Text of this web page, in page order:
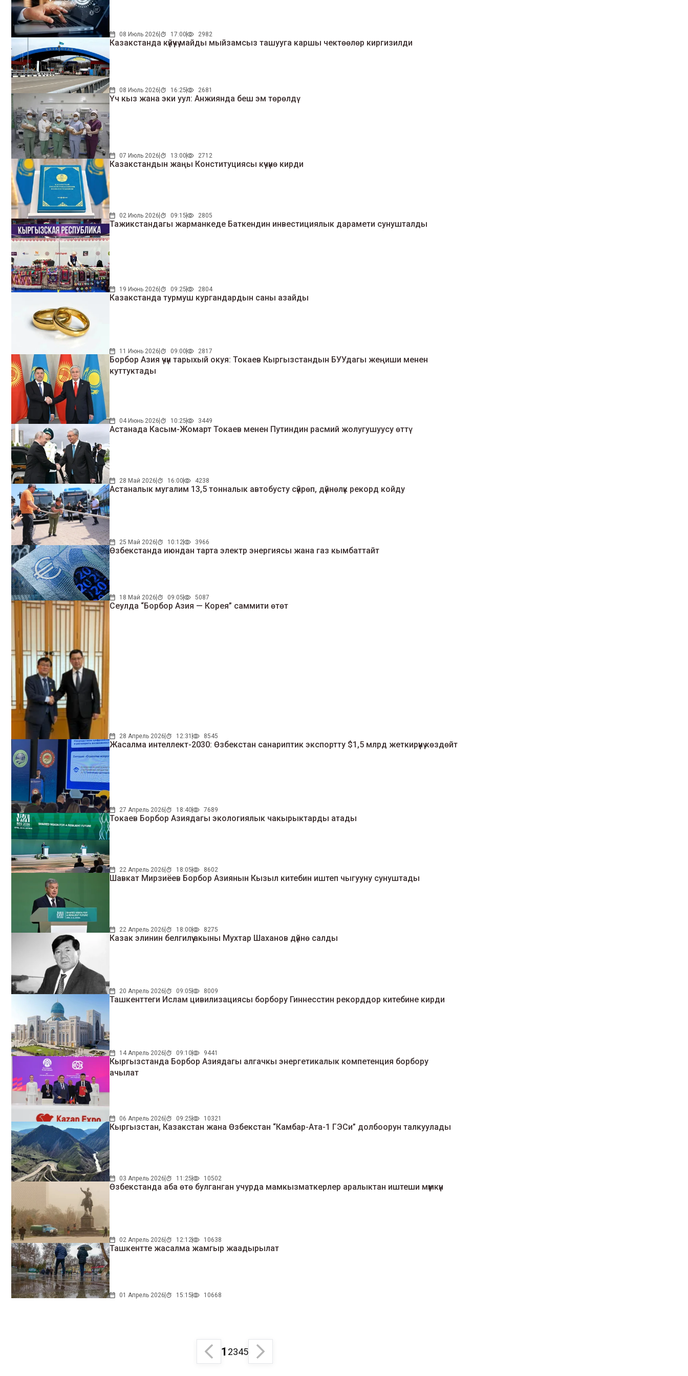
08 Июль 2026 17:00 2982
Казакстанда күйүүчү майды мыйзамсыз ташууга каршы чектөөлөр киргизилди
08 Июль 2026 16:25 2681
Үч кыз жана эки уул: Анжиянда беш эм төрөлдү
07 Июль 2026 13:00 2712
Казакстандын жаңы Конституциясы күчүнө кирди
02 Июль 2026 09:15 2805
Тажикстандагы жарманкеде Баткендин инвестициялык дарамети сунушталды
19 Июнь 2026 09:25 2804
Казакстанда турмуш кургандардын саны азайды
11 Июнь 2026 09:00 2817
Борбор Азия үчүн тарыхый окуя: Токаев Кыргызстандын БУУдагы жеңиши менен
куттуктады
04 Июнь 2026 10:25 3449
Астанада Касым-Жомарт Токаев менен Путиндин расмий жолугушуусу өттү
28 Май 2026 16:00 4238
Астаналык мугалим 13,5 тонналык автобусту сүйрөп, дүйнөлүк рекорд койду
25 Май 2026 10:12 3966
Өзбекстанда июндан тарта электр энергиясы жана газ кымбаттайт
18 Май 2026 09:05 5087
Сеулда “Борбор Азия — Корея” саммити өтөт
28 Апрель 2026 12:31 8545
Жасалма интеллект-2030: Өзбекстан санариптик экспортту $1,5 млрд жеткирүүнү көздөйт
27 Апрель 2026 18:40 7689
Токаев Борбор Азиядагы экологиялык чакырыктарды атады
22 Апрель 2026 18:05 8602
Шавкат Мирзиёев Борбор Азиянын Кызыл китебин иштеп чыгууну сунуштады
22 Апрель 2026 18:00 8275
Казак элинин белгилүү акыны Мухтар Шаханов дүйнө салды
20 Апрель 2026 09:05 8009
Ташкенттеги Ислам цивилизациясы борбору Гиннесстин рекорддор китебине кирди
14 Апрель 2026 09:10 9441
Кыргызстанда Борбор Азиядагы алгачкы энергетикалык компетенция борбору
ачылат
06 Апрель 2026 09:25 10321
Кыргызстан, Казакстан жана Өзбекстан “Камбар-Ата-1 ГЭСи” долбоорун талкуулады
03 Апрель 2026 11:25 10502
Өзбекстанда аба өтө булганган учурда мамкызматкерлер аралыктан иштеши мүмкүн
02 Апрель 2026 12:12 10638
Ташкентте жасалма жамгыр жаадырылат
01 Апрель 2026 15:15 10668
1 2345